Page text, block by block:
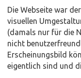
Die Webseite war
visuellen
(damals nur für die
nicht
Erscheinungsbild
eigentlich sind und